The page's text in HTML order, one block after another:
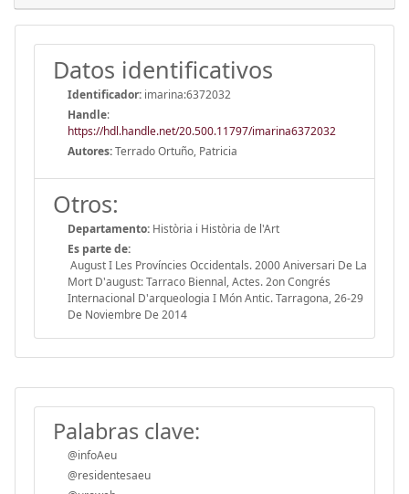
Datos identificativos
Identificador: imarina:6372032
Handle:
https://hdl.handle.net/20.500.11797/imarina6372032
Autores:Terrado Ortuño, Patricia
Otros:
Departamento: Història i Història de l'Art
Es parte de:
August I Les Províncies Occidentals. 2000 Aniversari De La
Mort D'august: Tarraco Biennal, Actes. 2on Congrés
Internacional D'arqueologia I Món Antic. Tarragona, 26-29
De Noviembre De 2014
Palabras clave:
@infoAeu
@residentesaeu